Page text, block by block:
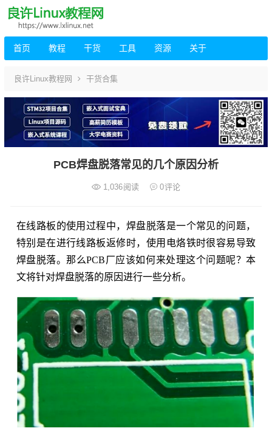
首页 教程 干货 工具 资源 关于
良许Linux教程网 干货合集
PCB焊盘脱落常见的几个原因分析
1,036阅读 0评论
在线路板的使用过程中，焊盘脱落是一个常见的问题，
特别是在进行线路板返修时，使用电烙铁时很容易导致
焊盘脱落。那么PCB厂应该如何来处理这个问题呢？本
文将针对焊盘脱落的原因进行一些分析。